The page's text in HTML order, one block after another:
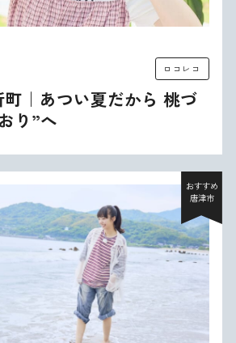
ロコレコ
｜あつい夏だから 桃づ
り”へ
おすすめ
唐津市